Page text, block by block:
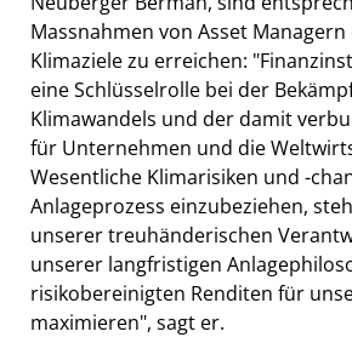
Massnahmen von Asset
Klimaziele zu erreichen:
eine Schlüsselrolle bei der
Klimawandels und der damit
für Unternehmen und die
Wesentliche Klimarisiken und -
Anlageprozess einzubeziehen,
unserer treuhänderischen
unserer langfristigen
risikobereinigten Renditen für
maximieren", sagt er.